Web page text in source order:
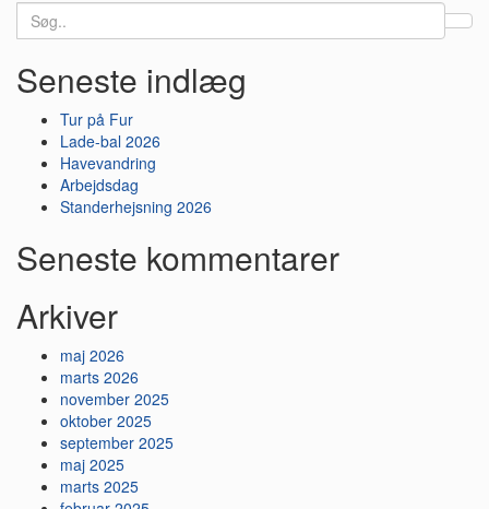
Search
for:
Seneste indlæg
Tur på Fur
Lade-bal 2026
Havevandring
Arbejdsdag
Standerhejsning 2026
Seneste kommentarer
Arkiver
maj 2026
marts 2026
november 2025
oktober 2025
september 2025
maj 2025
marts 2025